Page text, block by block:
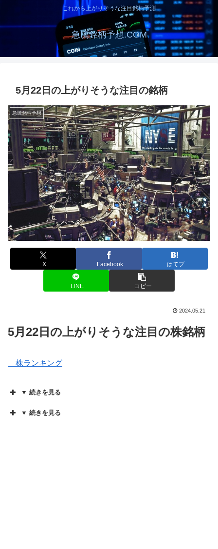
これから上がりそうな注目銘柄予測
急騰銘柄予想.COM
5月22日の上がりそうな注目の銘柄
急騰銘柄予想
X Facebook はてブ
LINE コピー
2024.05.21
5月22日の上がりそうな注目の株銘柄
株ランキング
▼ 続きを見る
▼ 続きを見る